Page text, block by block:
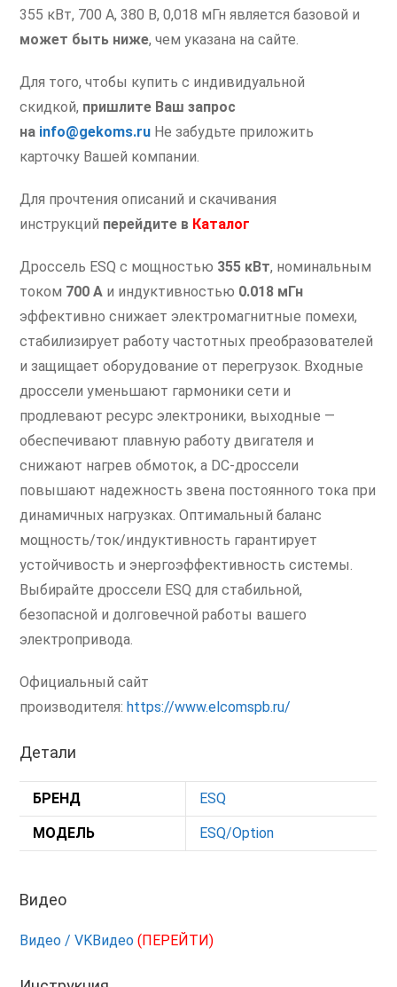
355 кВт, 700 А, 380 В, 0,018 мГн является базовой и
может быть ниже, чем указана на сайте.
Для того, чтобы купить с индивидуальной
скидкой, пришлите Ваш запрос
на info@gekoms.ru Не забудьте приложить
карточку Вашей компании.
Для прочтения описаний и скачивания
инструкций перейдите в Каталог
Дроссель ESQ с мощностью 355 кВт, номинальным
током 700 А и индуктивностью 0.018 мГн
эффективно снижает электромагнитные помехи,
стабилизирует работу частотных преобразователей
и защищает оборудование от перегрузок. Входные
дроссели уменьшают гармоники сети и
продлевают ресурс электроники, выходные —
обеспечивают плавную работу двигателя и
снижают нагрев обмоток, а DC-дроссели
повышают надежность звена постоянного тока при
динамичных нагрузках. Оптимальный баланс
мощность/ток/индуктивность гарантирует
устойчивость и энергоэффективность системы.
Выбирайте дроссели ESQ для стабильной,
безопасной и долговечной работы вашего
электропривода.
Официальный сайт
производителя: https://www.elcomspb.ru/
Детали
БРЕНД ESQ
МОДЕЛЬ ESQ/Option
Видео
Видео / VKВидео(ПЕРЕЙТИ)